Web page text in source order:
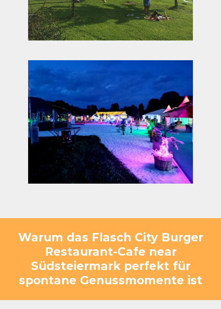
Warum das Flasch City Burger
Restaurant-Cafe near
Südsteiermark perfekt für
spontane Genussmomente ist